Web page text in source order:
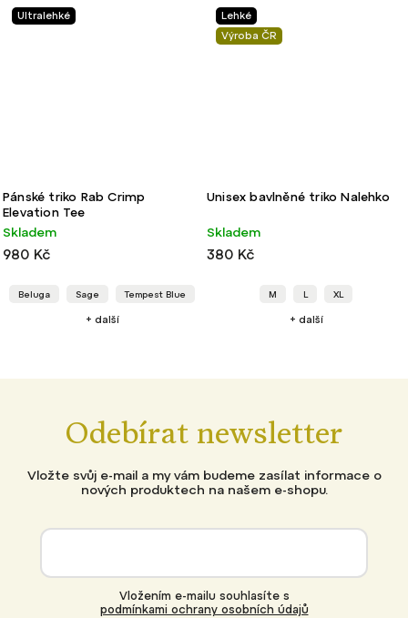
Ultralehké
Pánské triko Rab Crimp
Elevation Tee
Skladem
980 Kč
Beluga Sage Tempest Blue
+ další
Lehké
Výroba ČR
Unisex bavlněné triko Nalehko
Skladem
380 Kč
M L XL
+ další
Odebírat newsletter
Vložte svůj e-mail a my vám budeme zasílat informace o
nových produktech na našem e-shopu.
podmínkami ochrany osobních údajů